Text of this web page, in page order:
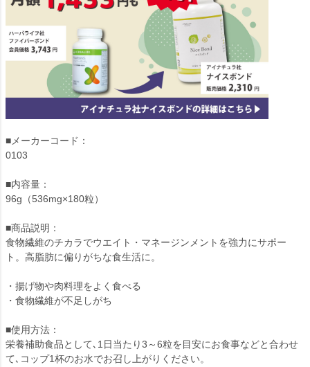
■メーカーコード：
0103
■内容量：
96g（536mg×180粒）
■商品説明：
食物繊維のチカラでウエイト・マネージンメントを強力にサポー
ト。高脂肪に偏りがちな食生活に。
・揚げ物や肉料理をよく食べる
・食物繊維が不足しがち
■使用方法：
栄養補助食品として､1日当たり3～6粒を目安にお食事などと合わせ
て､コップ1杯のお水でお召し上がりください。